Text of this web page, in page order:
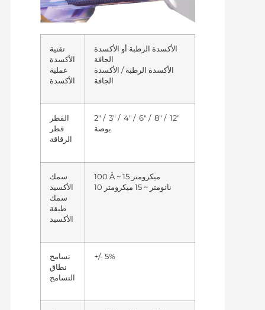
تقنية
الأكسدة
عملية
الأكسدة
الأكسدة الرطبة أو الأكسدة
الجافة
الأكسدة الرطبة / الأكسدة
الجافة
القطر
قطر
الرقاقة
2″ / 3″ / 4″ / 6″ / 8″ / 12″
بوصة
سمك
الأكسيد
سمك
طبقة
الأكسيد
تسامح
نطاق
التسامح
+/- 5%